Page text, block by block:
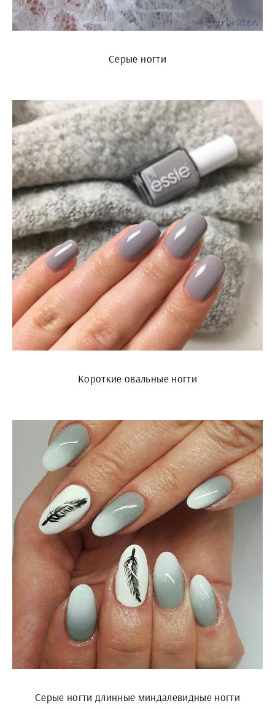
Серые ногти
Короткие овальные ногти
Серые ногти длинные миндалевидные ногти